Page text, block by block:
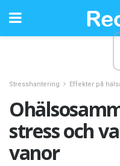
Stresshantering Effekter på
stress och
vanor